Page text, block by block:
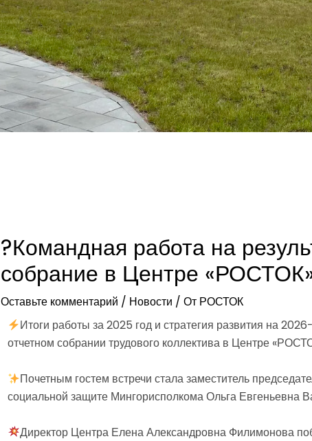
?Командная работа на
собрание в Центре
Оставьте комментарий / Новости / От РОСТОК
Итоги работы за 2025 год и стратегия развития на
отчетном собрании трудового коллектива в Центре
Почетным гостем встречи стала заместитель
социальной защите Мингорисполкома Ольга Евгеньевна
Директор Центра Елена Александровна Филимонова